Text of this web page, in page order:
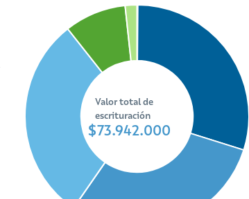
Valor total de
escrituración
$73.942.000